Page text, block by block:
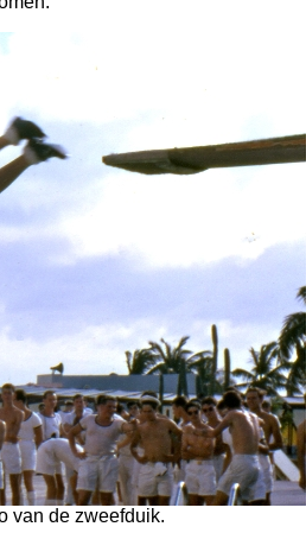
van de zweefduik.